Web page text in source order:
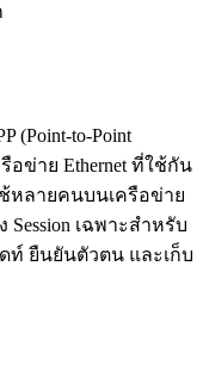
(Point-to-Point
อข่าย Ethernet ที่ใช้กัน
หลายคนบนเครือข่าย
เฉพาะสำหรับ
ท์ ยืนยันตัวตน และเก็บ